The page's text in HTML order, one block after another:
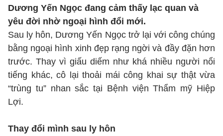
Dương Yến Ngọc đang cảm thấy lạc quan và
yêu đời nhờ ngoại hình đổi mới.
Sau ly hôn, Dương Yến Ngọc trở lại với công chúng
bằng ngoại hình xinh đẹp rạng ngời và đầy đặn hơn
trước. Thay vì giấu diếm như khá nhiều người nổi
tiếng khác, cô lại thoải mái công khai sự thật vừa
“trùng tu” nhan sắc tại Bệnh viện Thẩm mỹ Hiệp
Lợi.
Thay đổi mình sau ly hôn